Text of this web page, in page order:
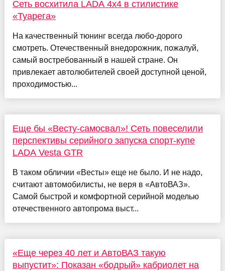
Сеть восхитила LADA 4x4 в стилистике
«Туарега»
На качественный тюнинг всегда любо-дорого
смотреть. Отечественный внедорожник, пожалуй,
самый востребованный в нашей стране. Он
привлекает автолюбителей своей доступной ценой,
проходимостью...
Еще бы «Весту-самосвал»! Сеть повеселили
перспективы серийного запуска спорт-купе
LADA Vesta GTR
В таком обличии «Весты» еще не было. И не надо,
считают автомобилисты, не веря в «АвтоВАЗ».
Самой быстрой и комфортной серийной моделью
отечественного автопрома выст...
«Еще через 40 лет и АвтоВАЗ такую
выпустит»: Показан «бодрый» кабриолет на